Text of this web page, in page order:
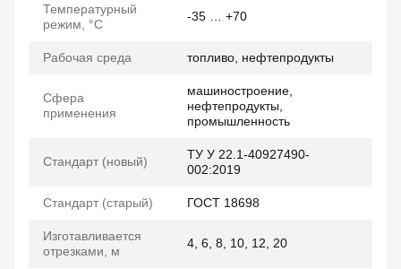
Температурный
режим, °C
-35 … +70
Рабочая среда топливо, нефтепродукты
Сфера
применения
машиностроение,
нефтепродукты,
промышленность
Стандарт (новый)
ТУ У 22.1-40927490-
002:2019
Стандарт (старый) ГОСТ 18698
Изготавливается
отрезками, м
4, 6, 8, 10, 12, 20